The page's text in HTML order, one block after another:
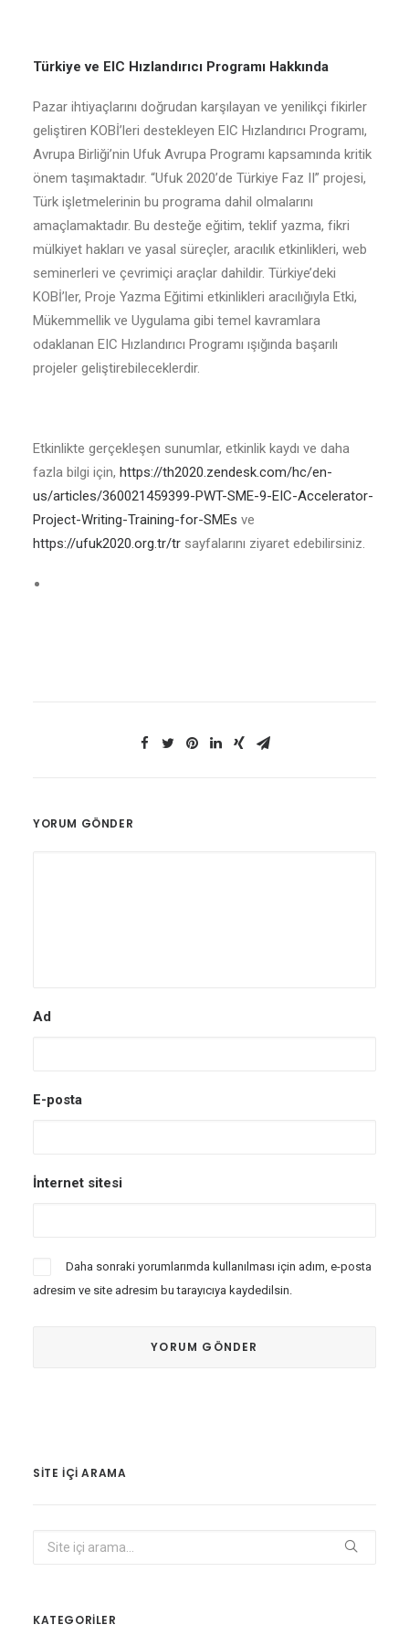
Türkiye ve EIC Hızlandırıcı Programı Hakkında
Pazar ihtiyaçlarını doğrudan karşılayan ve yenilikçi fikirler
geliştiren KOBİ’leri destekleyen EIC Hızlandırıcı Programı,
Avrupa Birliği’nin Ufuk Avrupa Programı kapsamında kritik
önem taşımaktadır. “Ufuk 2020’de Türkiye Faz II” projesi,
Türk işletmelerinin bu programa dahil olmalarını
amaçlamaktadır. Bu desteğe eğitim, teklif yazma, fikri
mülkiyet hakları ve yasal süreçler, aracılık etkinlikleri, web
seminerleri ve çevrimiçi araçlar dahildir. Türkiye’deki
KOBİ’ler, Proje Yazma Eğitimi etkinlikleri aracılığıyla Etki,
Mükemmellik ve Uygulama gibi temel kavramlara
odaklanan EIC Hızlandırıcı Programı ışığında başarılı
projeler geliştirebileceklerdir.
Etkinlikte gerçekleşen sunumlar, etkinlik kaydı ve daha
fazla bilgi için, https://th2020.zendesk.com/hc/en-
us/articles/360021459399-PWT-SME-9-EIC-Accelerator-
Project-Writing-Training-for-SMEs ve
https://ufuk2020.org.tr/tr sayfalarını ziyaret edebilirsiniz.
YORUM GÖNDER
Ad
E-posta
İnternet sitesi
Daha sonraki yorumlarımda kullanılması için adım, e-posta
adresim ve site adresim bu tarayıcıya kaydedilsin.
SITE IÇI ARAMA
KATEGORİLER